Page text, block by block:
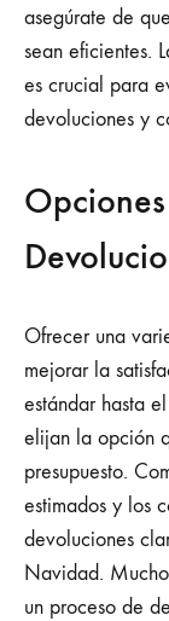
asegúrate de
sean eficientes.
es crucial para
devoluciones y
Ofrecer una
mejorar la
estándar hasta
elijan la opción
presupuesto.
estimados y los
devoluciones
Navidad.
un proceso de